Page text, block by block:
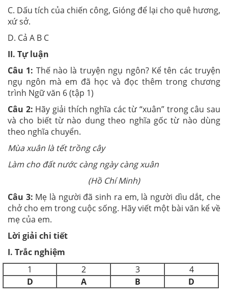
C. Dấu tích của chiến công, Gióng để lại cho quê hương,
xứ sở.
D. Cả A B C
II. Tự luận
Câu 1: Thế nào là truyện ngụ ngôn? Kể tên các truyện
ngụ ngôn mà em đã học và đọc thêm trong chương
trình Ngữ văn 6 (tập 1)
Câu 2: Hãy giải thích nghĩa các từ “xuân” trong câu sau
và cho biết từ nào dung theo nghĩa gốc từ nào dùng
theo nghĩa chuyển.
Mùa xuân là tết trồng cây
Làm cho đất nước càng ngày càng xuân
(Hồ Chí Minh)
Câu 3: Mẹ là người đã sinh ra em, là người dìu dắt, che
chở cho em trong cuộc sống. Hãy viết một bài văn kể về
mẹ của em.
Lời giải chi tiết
I. Trắc nghiệm
1
2 3
4
D
A B D